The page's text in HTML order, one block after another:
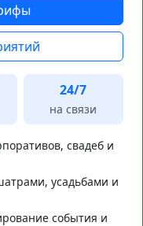
24/7
на связи
свадеб и
усадьбами и
события и